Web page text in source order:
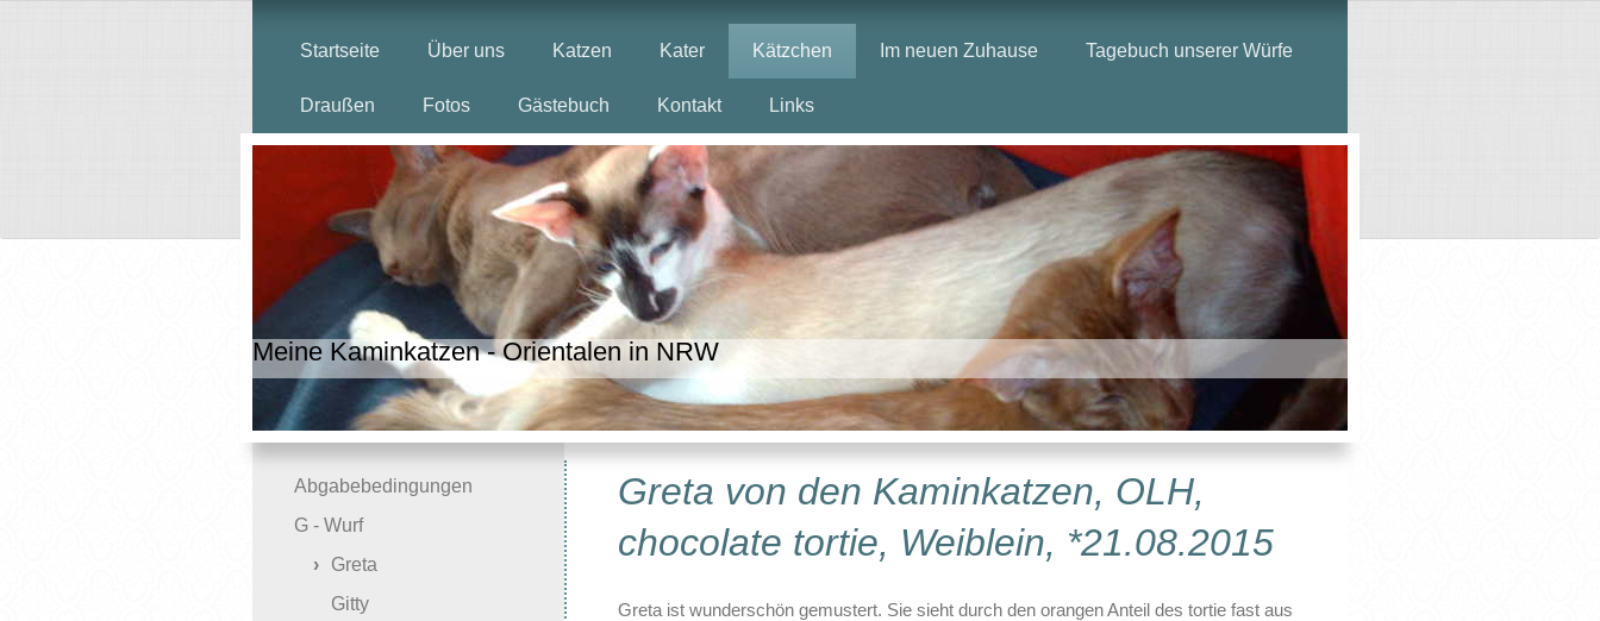
Startseite Über uns Katzen Kater Kätzchen Im neuen Zuhause Tagebuch unserer Würfe
Draußen Fotos Gästebuch Kontakt Links
Meine Kaminkatzen - Orientalen in NRW
Greta von den Kaminkatzen, OLH,
chocolate tortie, Weiblein, *21.08.2015
Greta ist wunderschön gemustert. Sie sieht durch den orangen Anteil des tortie fast aus
Abgabebedingungen
G - Wurf
Greta
Gitty